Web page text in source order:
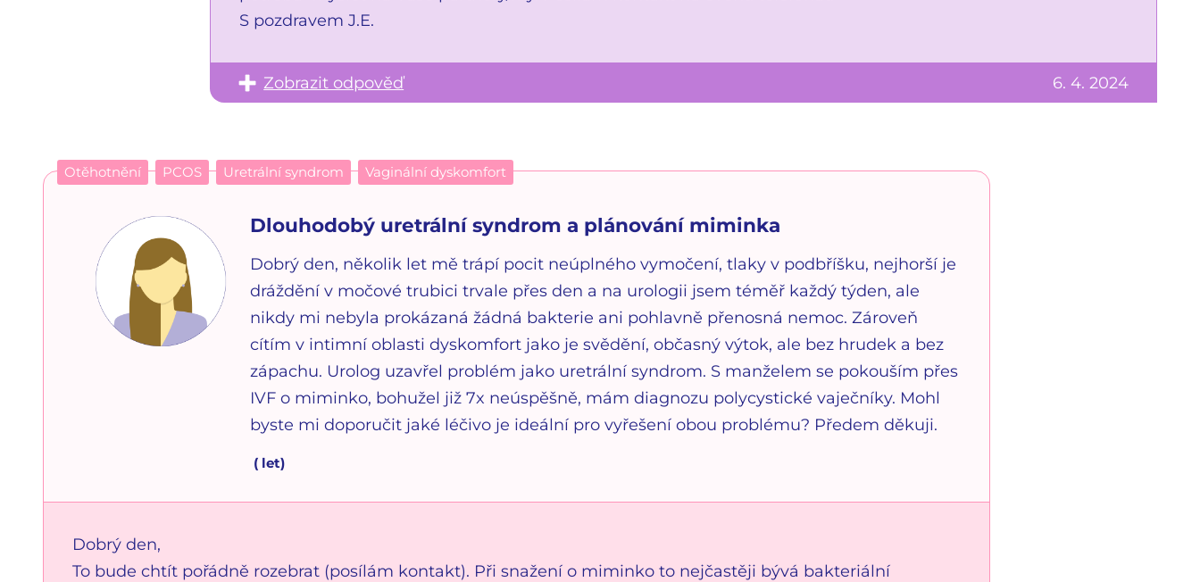
S pozdravem J.E.
Zobrazit odpověď 6. 4. 2024
Otěhotnění PCOS Uretrální syndrom Vaginální dyskomfort
Dlouhodobý uretrální syndrom a plánování miminka
Dobrý den, několik let mě trápí pocit neúplného vymočení, tlaky v podbříšku, nejhorší je
dráždění v močové trubici trvale přes den a na urologii jsem téměř každý týden, ale
nikdy mi nebyla prokázaná žádná bakterie ani pohlavně přenosná nemoc. Zároveň
cítím v intimní oblasti dyskomfort jako je svědění, občasný výtok, ale bez hrudek a bez
zápachu. Urolog uzavřel problém jako uretrální syndrom. S manželem se pokouším přes
IVF o miminko, bohužel již 7x neúspěšně, mám diagnozu polycystické vaječníky. Mohl
byste mi doporučit jaké léčivo je ideální pro vyřešení obou problému? Předem děkuji.
(let)
Dobrý den,
To bude chtít pořádně rozebrat (posílám kontakt). Při snažení o miminko to nejčastěji bývá bakteriální